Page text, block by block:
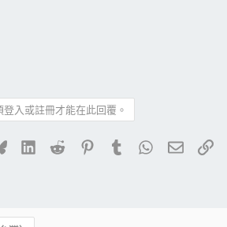
登入或註冊才能在此回覆。
BlueskyLinkedIn
Reddit PinterestTumblrWhatsApp
電子